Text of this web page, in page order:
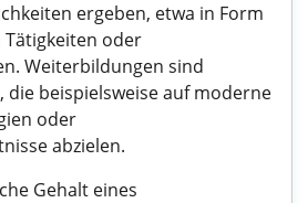
ergeben, etwa in Form
oder
Weiterbildungen sind
die beispielsweise auf moderne
oder
abzielen.
Gehalt eines